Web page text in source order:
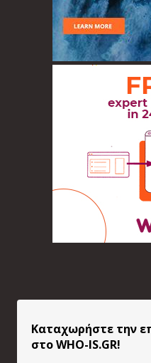
Καταχωρήστε την
στο WHO-IS.GR!